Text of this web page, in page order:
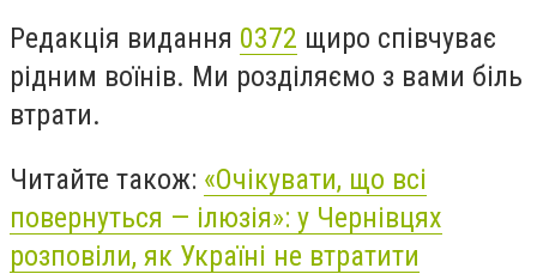
Редакція видання 0372 щиро співчуває
рідним воїнів. Ми розділяємо з вами біль
втрати.
Читайте також: «Очікувати, що всі
повернуться — ілюзія»: у Чернівцях
розповіли, як Україні не втратити